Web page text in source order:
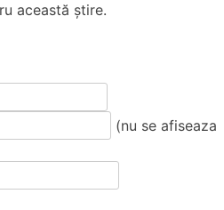
această știre.
(nu se afiseaza